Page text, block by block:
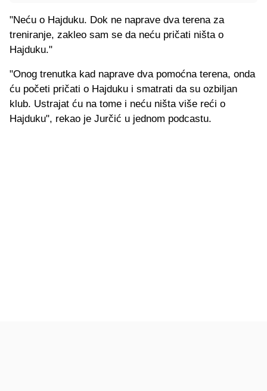
"Neću o Hajduku. Dok ne naprave dva terena za
treniranje, zakleo sam se da neću pričati ništa o
Hajduku."
"Onog trenutka kad naprave dva pomoćna terena, onda
ću početi pričati o Hajduku i smatrati da su ozbiljan
klub. Ustrajat ću na tome i neću ništa više reći o
Hajduku", rekao je Jurčić u jednom podcastu.